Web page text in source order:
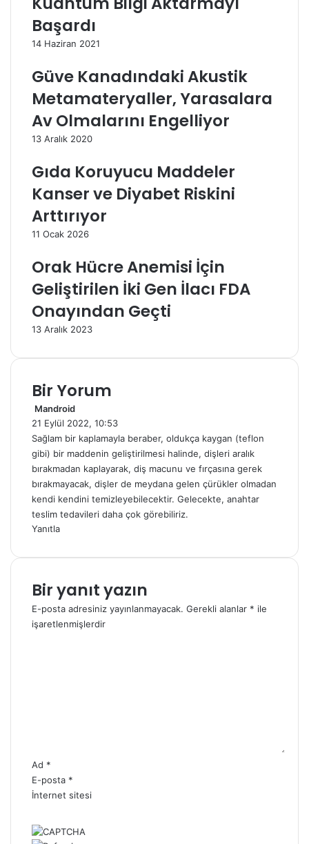
Başardı
14 Haziran 2021
Güve Kanadındaki Akustik
Metamateryaller, Yarasalara
Av Olmalarını Engelliyor
13 Aralık 2020
Gıda Koruyucu Maddeler
Kanser ve Diyabet Riskini
Arttırıyor
11 Ocak 2026
Orak Hücre Anemisi İçin
Geliştirilen İki Gen İlacı FDA
Onayından Geçti
13 Aralık 2023
Bir Yorum
Mandroid
e
d
i
k
i
:
21 Eylül 2022, 10:53
Sağlam bir kaplamayla beraber, oldukça kaygan (teflon
gibi) bir maddenin geliştirilmesi halinde, dişleri aralık
bırakmadan kaplayarak, diş macunu ve fırçasına gerek
bırakmayacak, dişler de meydana gelen çürükler olmadan
kendi kendini temizleyebilecektir. Gelecekte, anahtar
teslim tedavileri daha çok görebiliriz.
Yanıtla
Bir yanıt yazın
E-posta adresiniz yayınlanmayacak. Gerekli alanlar * ile
işaretlenmişlerdir
Ad *
E-posta *
İnternet sitesi